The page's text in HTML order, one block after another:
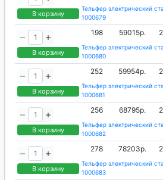
В корзину
Тельфер электрический
1000679
В корзину
198 59015р. 2
Тельфер электрический
1000680
В корзину
252 59954р. 2
Тельфер электрический
1000681
В корзину
256 68795р. 2
Тельфер электрический
1000682
В корзину
278 78203р. 2
Тельфер электрический
1000683